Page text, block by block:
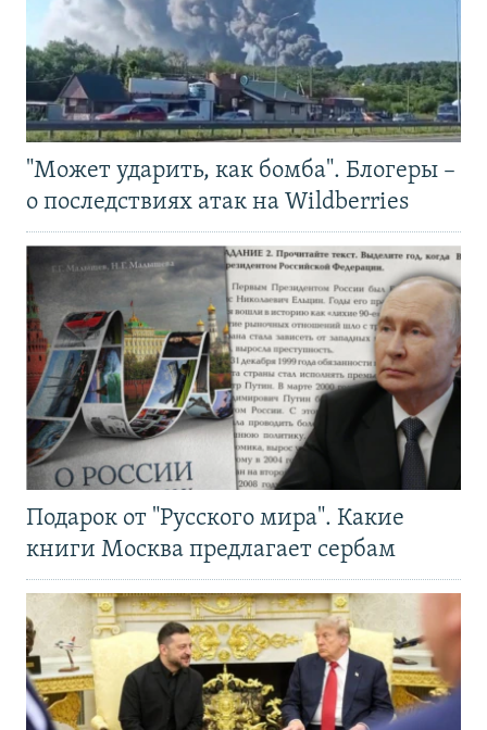
"Может ударить, как бомба". Блогеры –
о последствиях атак на Wildberries
Подарок от "Русского мира". Какие
книги Москва предлагает сербам